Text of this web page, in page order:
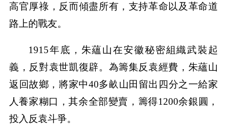
高官厚祿，反而傾盡所有，支持革命以及革命道
路上的戰友。
1915年底，朱蘊山在安徽秘密組織武裝起
義，反對袁世凱復辟。為籌集反袁經費，朱蘊山
返回故鄉，將家中40多畝山田留出四分之一給家
人養家糊口，其余全部變賣，籌得1200余銀圓，
投入反袁斗爭。